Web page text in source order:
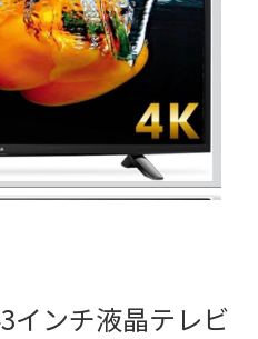
インチ液晶テレビ